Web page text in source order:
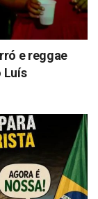
e reggae
Luís